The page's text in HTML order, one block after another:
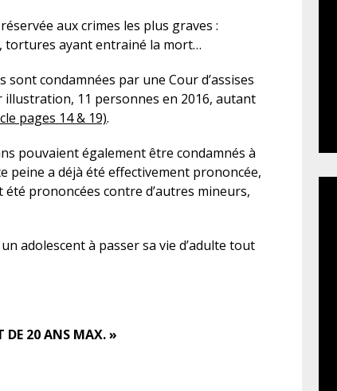
aux crimes les plus graves :
tortures ayant entrainé la mort…
condamnées par une Cour d’assises
11 personnes en 2016, autant
pages 14 & 19).
pouvaient également être condamnés à
peine a déjà été effectivement prononcée,
prononcées contre d’autres mineurs,
adolescent à passer sa vie d’adulte tout
DE 20 ANS MAX. »